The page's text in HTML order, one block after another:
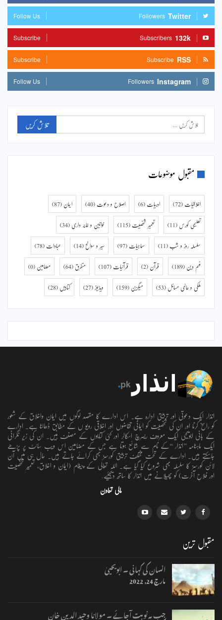
Twitter
Followers
Follow Us
132k
Subscribers
Subscribe
RSS
Subscribe
Subscribe
Instagram
Followers
Follow Us
مقبول موضوعات
اخلاقیات (72) ادبیات (6) اصلاح و دعوت (40) ایمان (87)
تعلیمی کورس (11) تعمیر شخصیت (115) خواتین و خانہ داری (34)
سلسلہ روز و شب (11) سماجیات (97) سیر و سوانح (14) عبادات (78)
فہم دین (189) قرآن (2) قرآنیات (107) متفرق (64) مضامین (0)
ملکی و عالمی مسائل (53) میگزین (159) ویڈیوز (27) کتابیں (28)
انذار ایک دعوتی اور تربیتی ادارہ ہے۔ اس ادارے کا مقصد لوگوں میں ایمان واخلاق کے شعور
کو راسخ کرنا اور ان کی شخصیت کو ایمانی تقاضوں اور اخلاقی رویو ں کے مطابق ڈھالنا ہے۔ ادارے
کے بانی ابویحییٰ ایک معروف ریسرچ اسکالر اور کئی کتابوں کے مصنف ہیں۔ ان کی زیر نگرانی
ایک ماہنامہ ’’انذار ‘‘کے نام سے شائع ہوتا ہے جس کے مضامین اس ویب سائٹ پر پڑھے
جاسکتے ہیں۔ ادارے کے تحت مختلف تربیتی کورسز بھی کرائے جاتے ہیں۔ حال ہی میں آن
لائن کورسز کا سلسلہ بھی شروع کیا گیا ہے۔ اللہ تعالٰی کے پیغام (ایمان و اخلاق، تعمیرِ شخصیت
اور فلاحِ آخرت) کو پھیلانے میں انذار کا ساتھ دیجئیے.
مالی تعاون
مقبول ترین
انسان کی کہانی ۔ ابویحییٰ
مارچ 24, 2022
جب یہ نوبت آجائے ۔ مولانا وحید الدین خان